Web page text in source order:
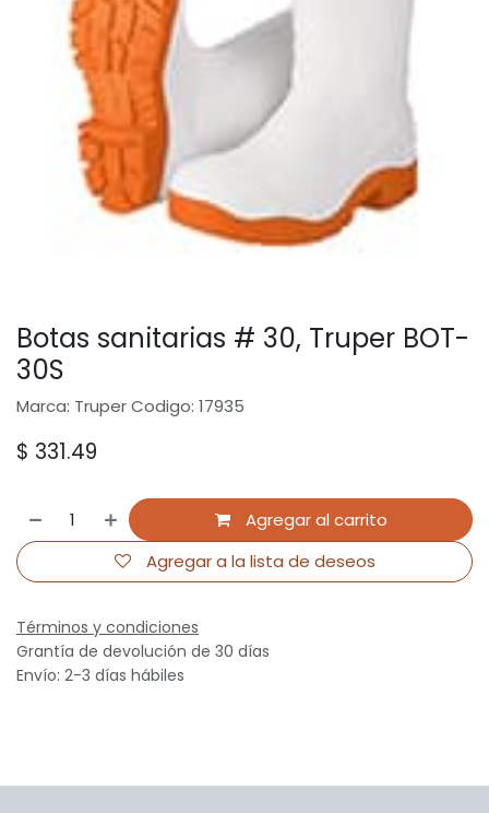
Botas sanitarias # 30, Truper BOT-
30S
Marca: Truper Codigo: 17935
$ 331.49
Agregar al carrito
Agregar a la lista de deseos
Términos y condiciones
Grantía de devolución de 30 días
Envío: 2-3 días hábiles